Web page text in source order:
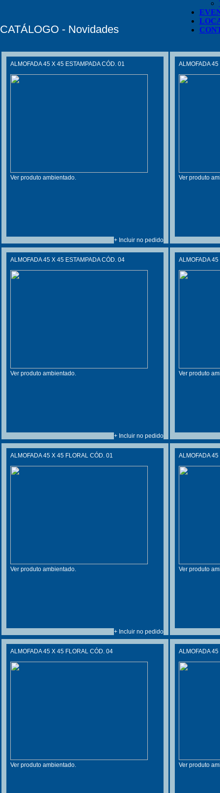
CATÁLOGO - Novidades
ALMOFADA 45 X 45 ESTAMPADA CÓD. 01
Ver produto ambientado.
+ Incluir no pedido
ALMOFADA
Ver produto
ALMOFADA 45 X 45 ESTAMPADA CÓD. 04
Ver produto ambientado.
+ Incluir no pedido
ALMOFADA
Ver produto
ALMOFADA 45 X 45 FLORAL CÓD. 01
Ver produto ambientado.
+ Incluir no pedido
ALMOFADA
Ver produto
ALMOFADA 45 X 45 FLORAL CÓD. 04
Ver produto ambientado.
ALMOFADA
Ver produto